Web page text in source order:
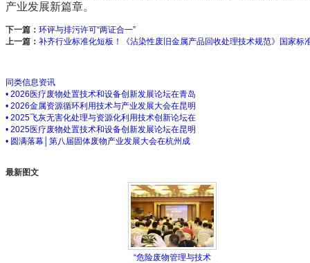
产业发展新篇章。
下一篇： 环评与排污许可“两证合一”
上一篇： 补齐行业标准化短板！《沾染性废旧金属产品回收处理技术规范》国家标
同类信息资讯
• 2026医疗废物处置技术和设备创新发展论坛在青岛
• 2026金属资源循环利用技术与产业发展大会在昆明
• 2025飞灰无害化处理与资源化利用技术创新论坛在
• 2025医疗废物处置技术和设备创新发展论坛在昆明
• 圆满落幕│第八届固体废物产业发展大会在杭州成
最新图文
“危险废物管理与技术